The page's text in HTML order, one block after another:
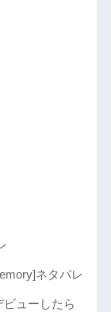
ネタバレ
ューしたら